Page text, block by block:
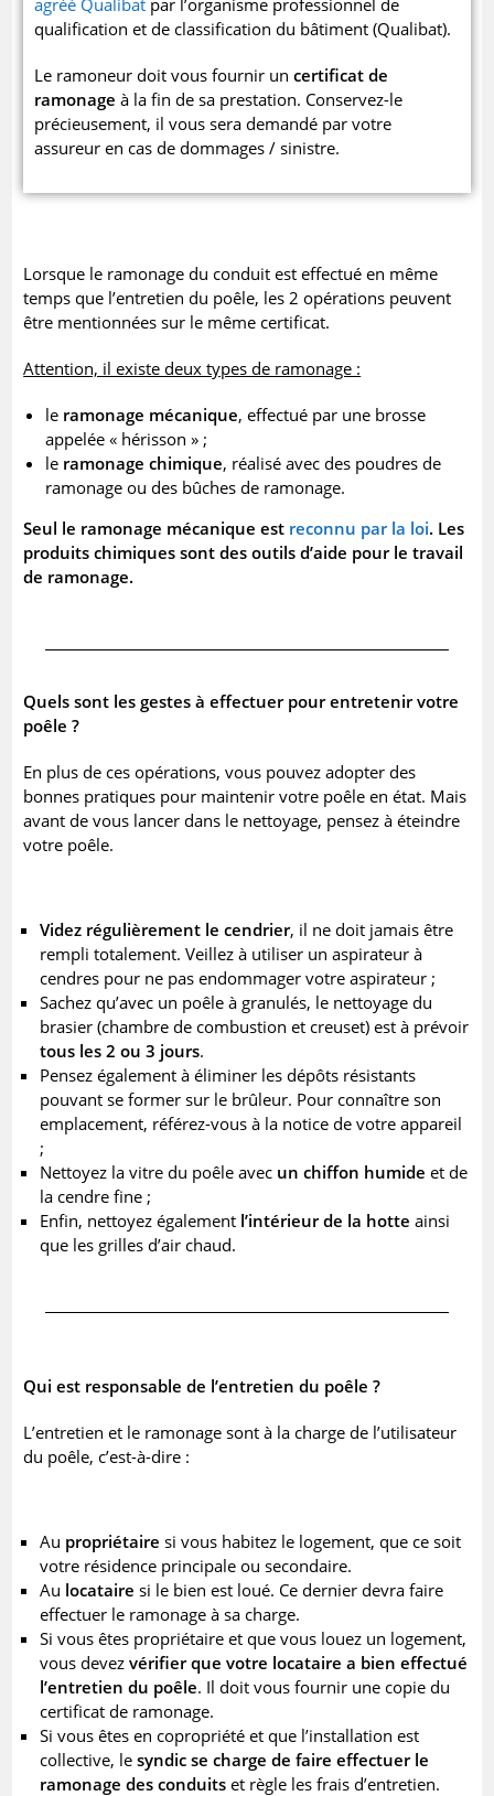
qualification et de classification du bâtiment (Qualibat).
Le ramoneur doit vous fournir uncertificat de
ramonage à la fin de sa prestation. Conservez-le
précieusement, il vous sera demandé par votre
assureur en cas de dommages / sinistre.
Lorsque le ramonage du conduit est effectué en même
temps que l’entretien du poêle, les 2 opérations peuvent
être mentionnées sur le même certificat.
Attention, il existe deux types de ramonage :
le ramonage mécanique, effectué par une brosse
appelée « hérisson » ;
le ramonage chimique, réalisé avec des poudres de
ramonage ou des bûches de ramonage.
Seul le ramonage mécanique est reconnu par la loi. Les
produits chimiques sont des outils d’aide pour le travail
de ramonage.
Quels sont les gestes à effectuer pour entretenir votre
poêle ?
En plus de ces opérations, vous pouvez adopter des
bonnes pratiques pour maintenir votre poêle en état. Mais
avant de vous lancer dans le nettoyage, pensez à éteindre
votre poêle.
Videz régulièrement le cendrier, il ne doit jamais être
rempli totalement. Veillez à utiliser un aspirateur à
cendres pour ne pas endommager votre aspirateur ;
Sachez qu’avec un poêle à granulés, le nettoyage du
brasier (chambre de combustion et creuset) est à prévoir
tous les 2 ou 3 jours.
Pensez également à éliminer les dépôts résistants
pouvant se former sur le brûleur. Pour connaître son
emplacement, référez-vous à la notice de votre appareil
;
Nettoyez la vitre du poêle avec un chiffon humide et de
la cendre fine ;
Enfin, nettoyez également l’intérieur de la hotte ainsi
que les grilles d’air chaud.
Qui est responsable de l’entretien du poêle ?
L’entretien et le ramonage sont à la charge de l’utilisateur
du poêle, c’est-à-dire :
Au propriétaire si vous habitez le logement, que ce soit
votre résidence principale ou secondaire.
Au locataire si le bien est loué. Ce dernier devra faire
effectuer le ramonage à sa charge.
Si vous êtes propriétaire et que vous louez un logement,
vous devezvérifier que votre locataire a bien effectué
l’entretien du poêle. Il doit vous fournir une copie du
certificat de ramonage.
Si vous êtes en copropriété et que l’installation est
collective, lesyndic se charge de faire effectuer le
ramonage des conduits et règle les frais d’entretien.